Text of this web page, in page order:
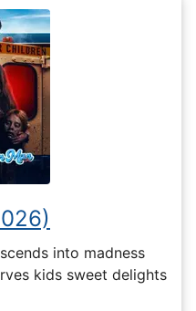
into madness
kids sweet delights